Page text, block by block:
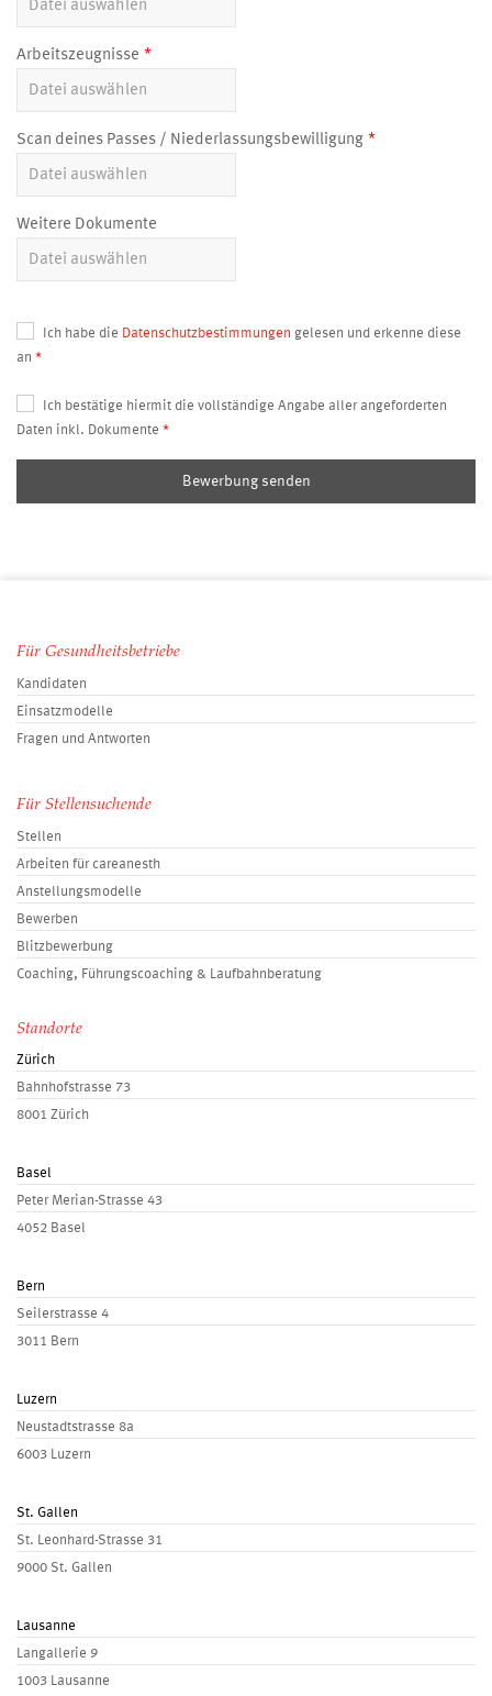
Arbeitszeugnisse
Scan deines Passes / Niederlassungsbewilligung
Weitere Dokumente
Ich habe die Datenschutzbestimmungen gelesen und erkenne diese
an
Ich bestätige hiermit die vollständige Angabe aller angeforderten
Daten inkl. Dokumente
Bewerbung senden
Für Gesundheitsbetriebe
Kandidaten
Einsatzmodelle
Fragen und Antworten
Für Stellensuchende
Stellen
Arbeiten für careanesth
Anstellungsmodelle
Bewerben
Blitzbewerbung
Coaching, Führungscoaching & Laufbahnberatung
Standorte
Zürich
Bahnhofstrasse 73
8001 Zürich
Basel
Peter Merian-Strasse 43
4052 Basel
Bern
Seilerstrasse 4
3011 Bern
Luzern
Neustadtstrasse 8a
6003 Luzern
St. Gallen
St. Leonhard-Strasse 31
9000 St. Gallen
Lausanne
Langallerie 9
1003 Lausanne